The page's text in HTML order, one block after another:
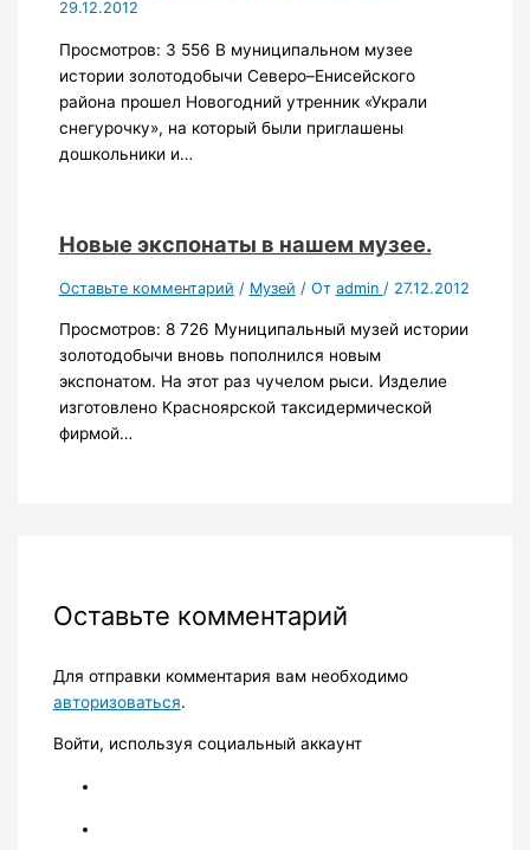
29.12.2012
Просмотров: 3 556 В муниципальном музее
истории золотодобычи Северо–Енисейского
района прошел Новогодний утренник «Украли
снегурочку», на который были приглашены
дошкольники и…
Новые экспонаты в нашем музее.
Оставьте комментарий / Музей / От admin / 27.12.2012
Просмотров: 8 726 Муниципальный музей истории
золотодобычи вновь пополнился новым
экспонатом. На этот раз чучелом рыси. Изделие
изготовлено Красноярской таксидермической
фирмой…
Оставьте комментарий
Для отправки комментария вам необходимо
авторизоваться.
Войти, используя социальный аккаунт